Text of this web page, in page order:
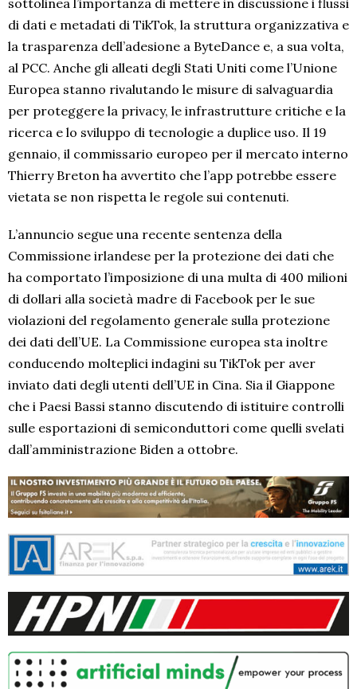
di dati e metadati di TikTok, la struttura organizzativa e
la trasparenza dell’adesione a ByteDance e, a sua volta,
al PCC. Anche gli alleati degli Stati Uniti come l’Unione
Europea stanno rivalutando le misure di salvaguardia
per proteggere la privacy, le infrastrutture critiche e la
ricerca e lo sviluppo di tecnologie a duplice uso. Il 19
gennaio, il commissario europeo per il mercato interno
Thierry Breton ha avvertito che l’app potrebbe essere
vietata se non rispetta le regole sui contenuti.
L’annuncio segue una recente sentenza della
Commissione irlandese per la protezione dei dati che
ha comportato l’imposizione di una multa di 400 milioni
di dollari alla società madre di Facebook per le sue
violazioni del regolamento generale sulla protezione
dei dati dell’UE. La Commissione europea sta inoltre
conducendo molteplici indagini su TikTok per aver
inviato dati degli utenti dell’UE in Cina. Sia il Giappone
che i Paesi Bassi stanno discutendo di istituire controlli
sulle esportazioni di semiconduttori come quelli svelati
dall’amministrazione Biden a ottobre.